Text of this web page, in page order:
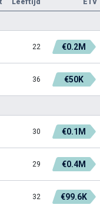
22 €0.2M
36 €50K
30 €0.1M
29 €0.4M
32 €99.6K